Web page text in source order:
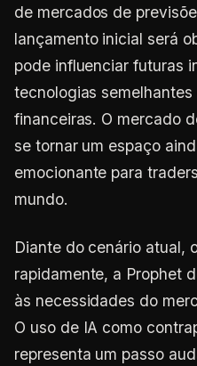
de mercados de
lançamento inicial será
pode influenciar futuras
tecnologias
financeiras. O mercado
se tornar um espaço
emocionante para
mundo.
Diante do cenário atual,
rapidamente, a Prophet
às necessidades do
O uso de IA como
representa um passo